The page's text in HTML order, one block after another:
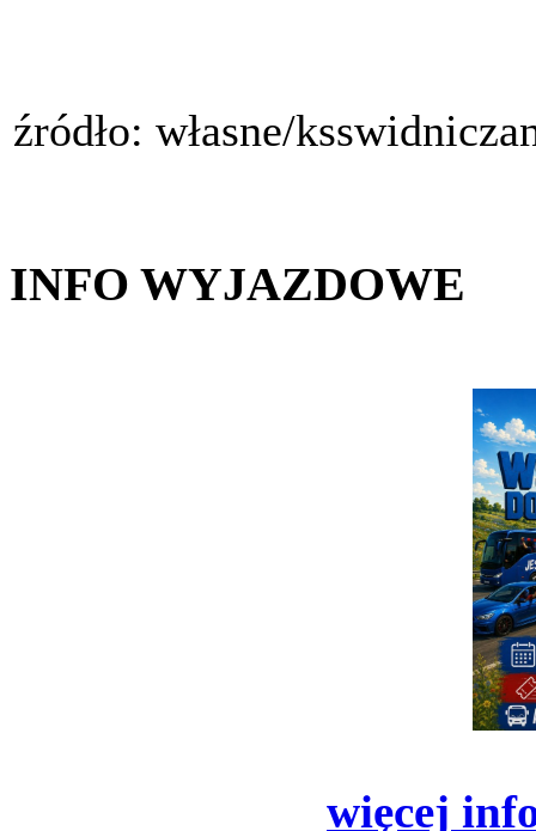
źródło: własne/
INFO WYJAZDOWE
więcej